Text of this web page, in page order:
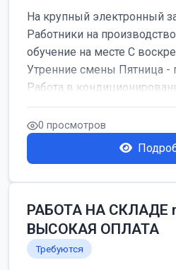
На крупный электронный
Работники на
обучение на месте С
Утренние смены Пятница -
Работа в
0 просмотров
РАБОТА НА СКЛАДЕ
ВЫСОКАЯ ОПЛАТА
Требуются